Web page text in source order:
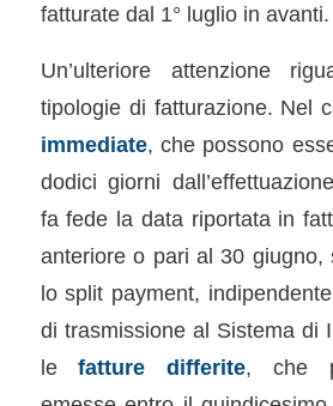
fatturate dal 1° luglio in avanti.
Un’ulteriore attenzione
tipologie di fatturazione. Nel
immediate, che possono
dodici giorni
fa fede la data riportata in
anteriore o pari al 30 giugno,
lo split payment,
di trasmissione al Sistema di
lefatture differite, che